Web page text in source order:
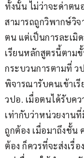
ทั้งนั้น ไม่ว่าจะด่าตน
สามารถถูกวิพากษ์วิ
ตน แต่เป็นการละเมิ
เรียนหลักสูตรนี้ตา
กระบวนการตามที่ ว
พิจารณารับคนเข้าเ
วปอ. เมื่อตนได้รับค
เท่ากับว่าหน่วยงาน
ถูกต้อง เมื่อมาถึงชั้น
ต้อง ก็ควรที่จะส่งเรื่